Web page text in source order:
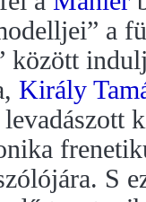
a
között
Király
S